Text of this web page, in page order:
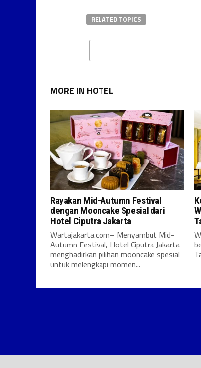
RELATED TOPICS
MORE IN HOTEL
Rayakan Mid-Autumn Festival
dengan Mooncake Spesial dari
Hotel Ciputra Jakarta
Wartajakarta.com– Menyambut Mid-
Autumn Festival, Hotel Ciputra Jakarta
menghadirkan pilihan mooncake spesial
untuk melengkapi momen...